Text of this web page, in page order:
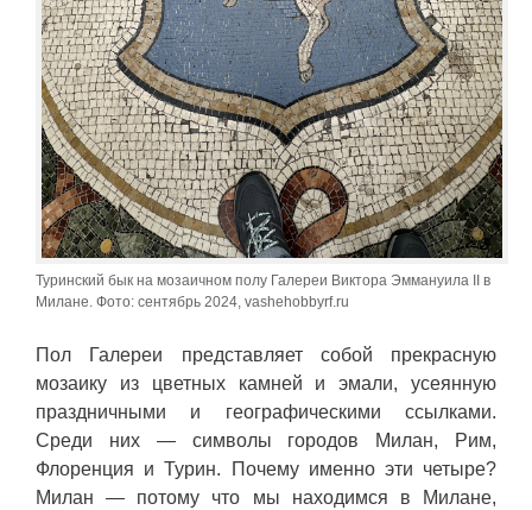
Туринский бык на мозаичном полу Галереи Виктора Эммануила II в
Милане. Фото: сентябрь 2024, vashehobbyrf.ru
Пол Галереи представляет собой прекрасную
мозаику из цветных камней и эмали, усеянную
праздничными и географическими ссылками.
Среди них — символы городов Милан, Рим,
Флоренция и Турин. Почему именно эти четыре?
Милан — потому что мы находимся в Милане,